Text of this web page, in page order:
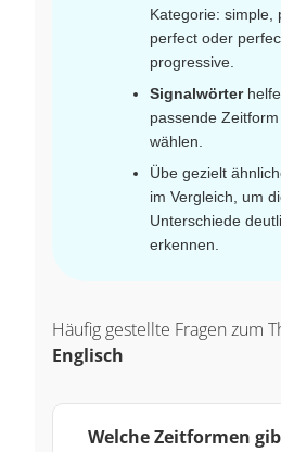
Kategorie: simple,
perfect oder
progressive.
Signalwörter
passende
wählen.
Übe gezielt
im Vergleich, um
Unterschiede
erkennen.
Häufig gestellte Fragen zum
Englisch
Welche Zeitformen